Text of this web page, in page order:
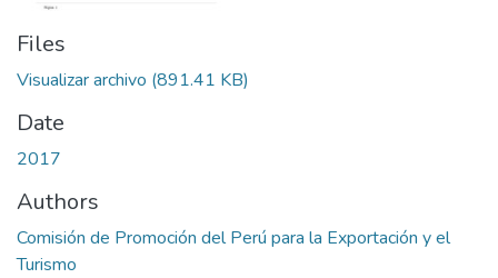
Files
Visualizar archivo (891.41 KB)
Date
2017
Authors
Comisión de Promoción del Perú para la Exportación y el
Turismo